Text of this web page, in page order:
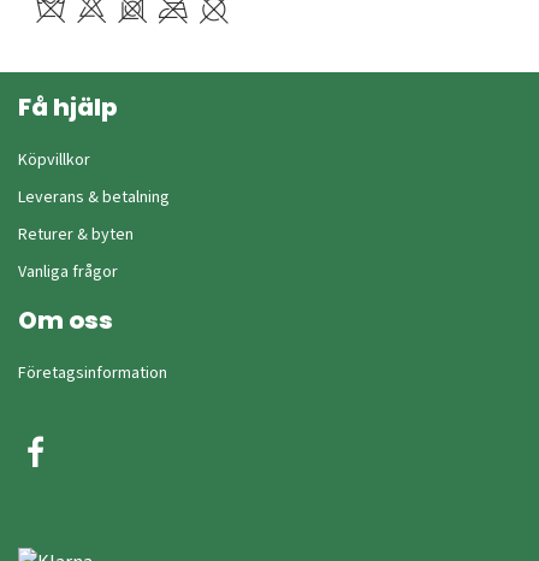
Få hjälp
Köpvillkor
Leverans & betalning
Returer & byten
Vanliga frågor
Om oss
Företagsinformation